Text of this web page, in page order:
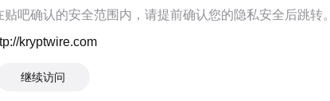
吧确认的安全范围内，请提前确认您的隐私安全后跳转。
kryptwire.com
继续访问